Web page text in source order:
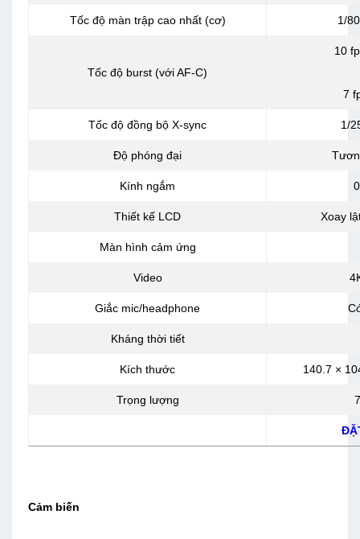
Tốc độ màn trập cao nhất (cơ) 1/
Tốc độ burst (với AF-C)
10
7
Tốc độ đồng bộ X-sync 1/
Độ phóng đại
Kính ngắm
Thiết kế LCD Xoay
Màn hình cảm ứng
Video
Giắc mic/headphone
Kháng thời tiết
Kích thước 140.7 ×
Trọng lượng
Cảm biến